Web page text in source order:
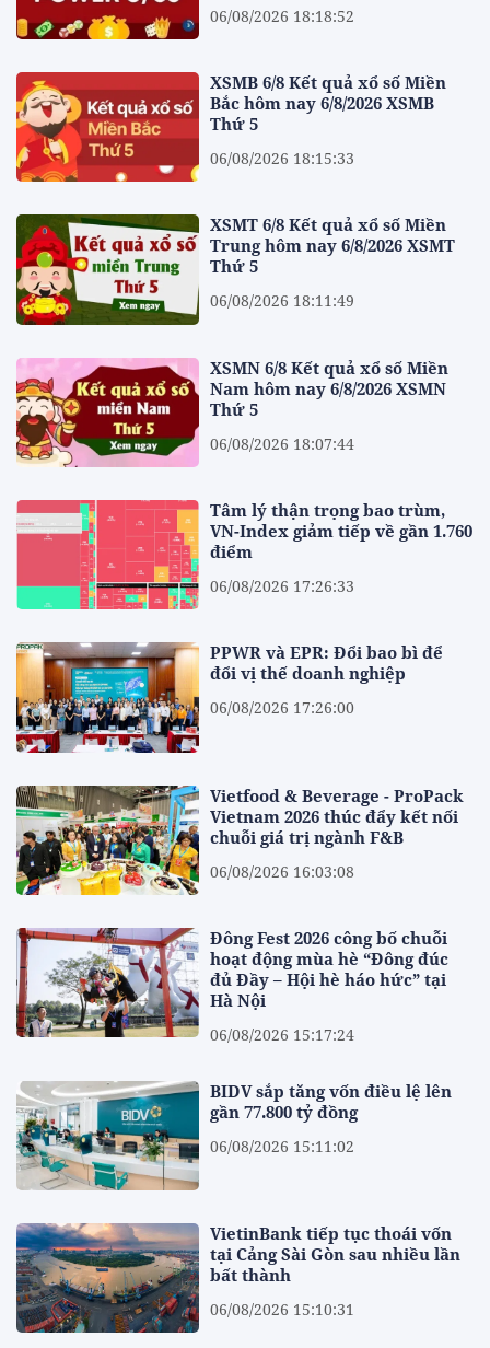
06/08/2026 18:18:52
XSMB 6/8 Kết quả xổ số Miền
Bắc hôm nay 6/8/2026 XSMB
Thứ 5
06/08/2026 18:15:33
XSMT 6/8 Kết quả xổ số Miền
Trung hôm nay 6/8/2026 XSMT
Thứ 5
06/08/2026 18:11:49
XSMN 6/8 Kết quả xổ số Miền
Nam hôm nay 6/8/2026 XSMN
Thứ 5
06/08/2026 18:07:44
Tâm lý thận trọng bao trùm,
VN-Index giảm tiếp về gần 1.760
điểm
06/08/2026 17:26:33
PPWR và EPR: Đổi bao bì để
đổi vị thế doanh nghiệp
06/08/2026 17:26:00
Vietfood & Beverage - ProPack
Vietnam 2026 thúc đẩy kết nối
chuỗi giá trị ngành F&B
06/08/2026 16:03:08
Đông Fest 2026 công bố chuỗi
hoạt động mùa hè “Đông đúc
đủ Đầy – Hội hè háo hức” tại
Hà Nội
06/08/2026 15:17:24
BIDV sắp tăng vốn điều lệ lên
gần 77.800 tỷ đồng
06/08/2026 15:11:02
VietinBank tiếp tục thoái vốn
tại Cảng Sài Gòn sau nhiều lần
bất thành
06/08/2026 15:10:31